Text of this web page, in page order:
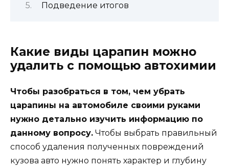
Подведение итогов
Какие виды царапин можно
удалить с помощью автохимии
Чтобы разобраться в том, чем убрать
царапины на автомобиле своими руками
нужно детально изучить информацию по
данному вопросу. Чтобы выбрать правильный
способ удаления полученных повреждений
кузова авто нужно понять характер и глубину